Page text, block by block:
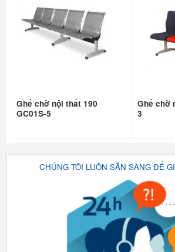
Ghế chờ nội thất 190
GC01S-5
Ghế chờ
3
CHÚNG TÔI LUÔN SẴN SÀNG ĐỂ